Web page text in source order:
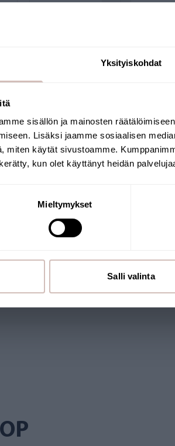
Yksityiskohdat
sisällön ja mainosten
Lisäksi jaamme sosiaalisen
miten käytät sivustoamme.
kun olet käyttänyt heidän
Mieltymykset
Salli valinta
Select your shipping country and
continu
Shipping country
Language